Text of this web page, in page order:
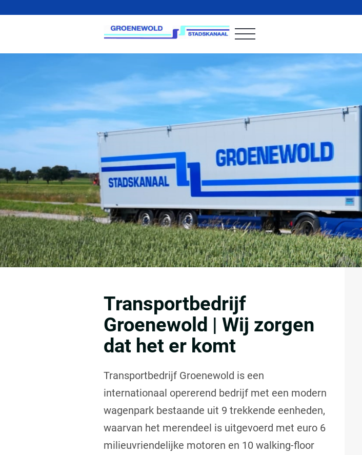
Transportbedrijf
Groenewold | Wij zorgen
dat het er komt
Transportbedrijf Groenewold is een
internationaal opererend bedrijf met een modern
wagenpark bestaande uit 9 trekkende eenheden,
waarvan het merendeel is uitgevoerd met euro 6
milieuvriendelijke motoren en 10 walking-floor